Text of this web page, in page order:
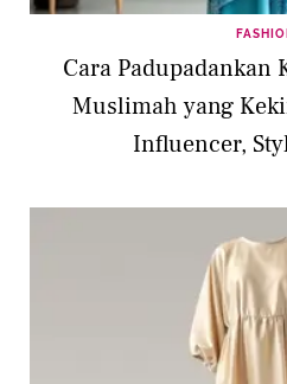
Cara Padupadankan
Muslimah yang
Influencer,